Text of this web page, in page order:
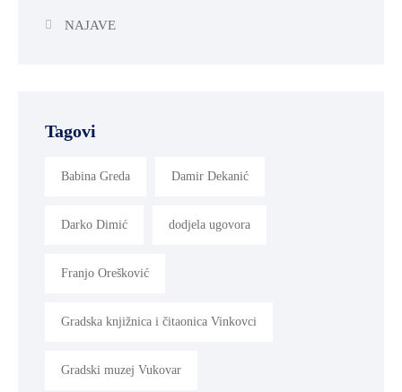
NAJAVE
Tagovi
Babina Greda Damir Dekanić
Darko Dimić dodjela ugovora
Franjo Orešković
Gradska knjižnica i čitaonica Vinkovci
Gradski muzej Vukovar